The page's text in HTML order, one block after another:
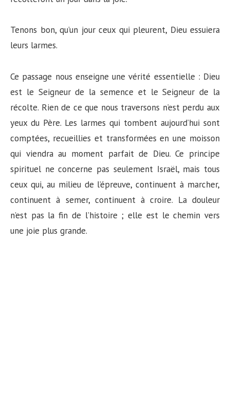
Tenons bon, qu’un jour ceux qui pleurent, Dieu essuiera
leurs larmes.
Ce passage nous enseigne une vérité essentielle : Dieu
est le Seigneur de la semence et le Seigneur de la
récolte. Rien de ce que nous traversons n’est perdu aux
yeux du Père. Les larmes qui tombent aujourd’hui sont
comptées, recueillies et transformées en une moisson
qui viendra au moment parfait de Dieu. Ce principe
spirituel ne concerne pas seulement Israël, mais tous
ceux qui, au milieu de l’épreuve, continuent à marcher,
continuent à semer, continuent à croire. La douleur
n’est pas la fin de l’histoire ; elle est le chemin vers
une joie plus grande.